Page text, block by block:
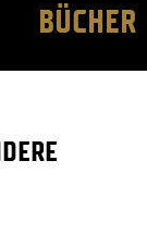
BÜCHER